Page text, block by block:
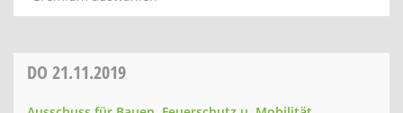
DO 21.11.2019